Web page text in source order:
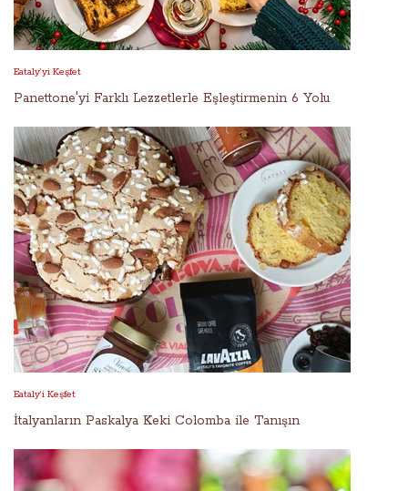
Eataly’yi Keşfet
Panettone'yi Farklı Lezzetlerle Eşleştirmenin 6 Yolu
Eataly’i Keşfet
İtalyanların Paskalya Keki Colomba ile Tanışın